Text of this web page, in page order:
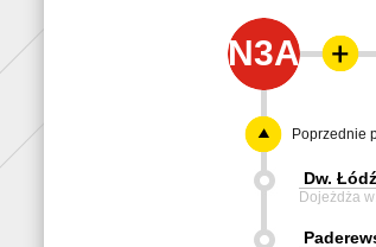
N3A
Poprzednie
Dw.
Dojeżdża w: